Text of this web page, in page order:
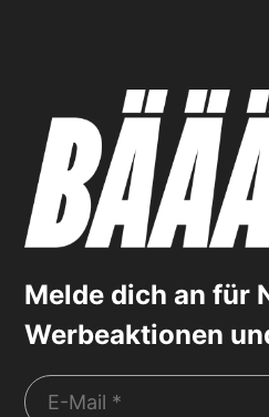
Melde dich an für
Werbeaktionen